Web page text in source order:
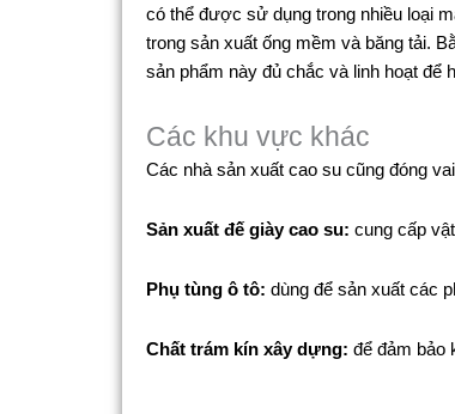
có thể được sử dụng trong nhiều loại
trong sản xuất ống mềm và băng tải.
sản phẩm này đủ chắc và linh hoạt để
Các khu vực khác
Các nhà sản xuất cao su cũng đóng
Sản xuất đế giày cao su: cung cấp
Phụ tùng ô tô: dùng để sản xuất các
Chất trám kín xây dựng: để đảm bảo